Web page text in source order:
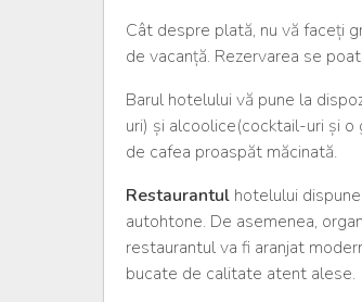
Cât despre plată, nu vă faceți
de vacanță. Rezervarea se
Barul hotelului vă pune la
uri) și alcoolice(cocktail-uri și
de cafea proaspăt măcinată.
Restaurantul hotelului
autohtone. De asemenea,
restaurantul va fi aranjat
bucate de calitate atent alese.